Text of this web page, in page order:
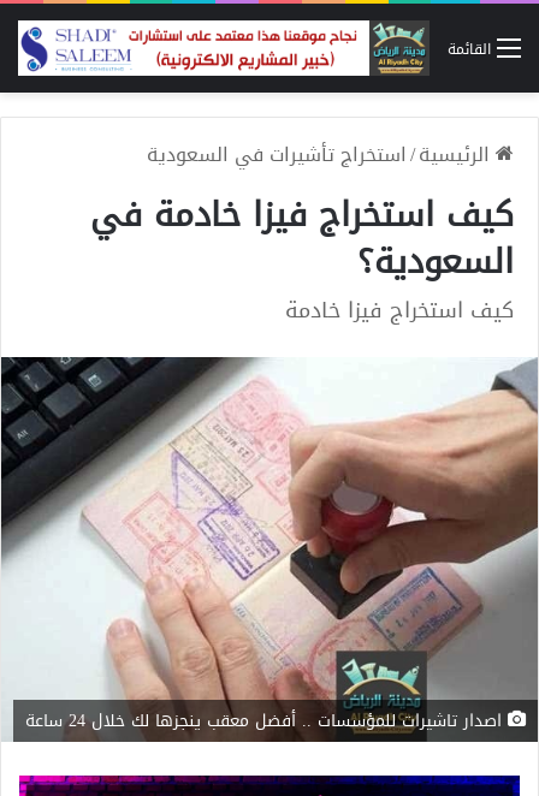
القائمة
الرئيسية/استخراج تأشيرات في السعودية
كيف استخراج فيزا خادمة في
السعودية؟
كيف استخراج فيزا خادمة
اصدار تاشيرات للمؤسسات .. أفضل معقب ينجزها لك خلال 24 ساعة